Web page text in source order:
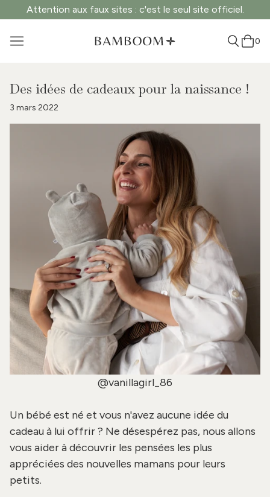
Attention aux faux sites : c'est le seul site officiel.
0
Des idées de cadeaux pour la naissance !
3 mars 2022
@vanillagirl_86
Un bébé est né et vous n'avez aucune idée du
cadeau à lui offrir ? Ne désespérez pas, nous allons
vous aider à découvrir les pensées les plus
appréciées des nouvelles mamans pour leurs
petits.